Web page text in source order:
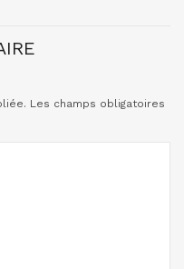
Les champs obligatoires